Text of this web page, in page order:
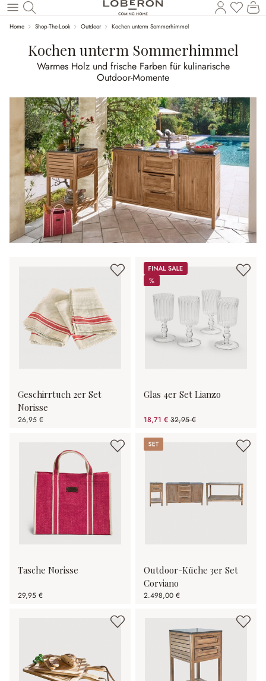
Zum Hauptinhalt springen
Du
Home Shop-The-Look Outdoor Kochen unterm Sommerhimmel
Kochen unterm Sommerhimmel
Warmes Holz und frische Farben für kulinarische
Outdoor‑Momente
Geschirrtuch 2er Set
Norisse
26,95 €
Sale
%
%
Glas 4er Set Lianzo
18,71 € 32,95 €
(43.22% gespart)
Tasche Norisse
29,95 €
Set
Outdoor-Küche 3er Set
Corviano
2.498,00 €